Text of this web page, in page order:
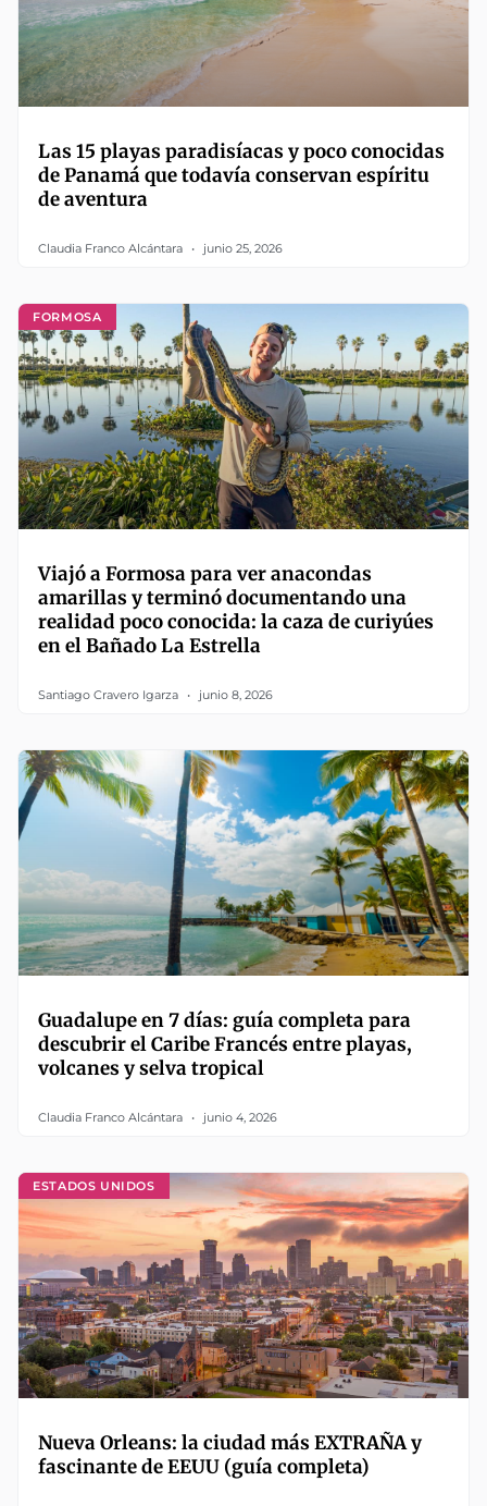
Las 15 playas paradisíacas y poco conocidas
de Panamá que todavía conservan espíritu
de aventura
Claudia Franco Alcántara junio 25, 2026
FORMOSA
Viajó a Formosa para ver anacondas
amarillas y terminó documentando una
realidad poco conocida: la caza de curiyúes
en el Bañado La Estrella
Santiago Cravero Igarza junio 8, 2026
Guadalupe en 7 días: guía completa para
descubrir el Caribe Francés entre playas,
volcanes y selva tropical
Claudia Franco Alcántara junio 4, 2026
ESTADOS UNIDOS
Nueva Orleans: la ciudad más EXTRAÑA y
fascinante de EEUU (guía completa)